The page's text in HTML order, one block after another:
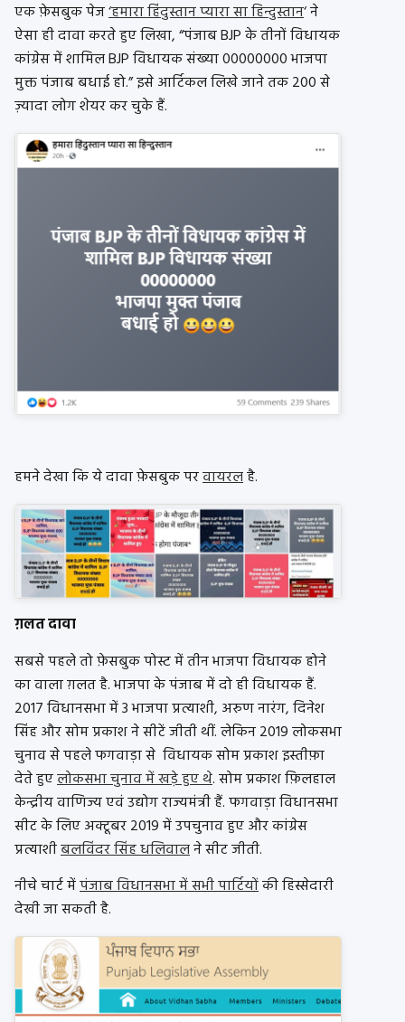
एक फ़ेसबुक पेज‘हमारा हिंदुस्तान प्यारा सा हिन्दुस्तान‘ ने
ऐसा ही दावा करते हुए लिखा, “पंजाब BJP के तीनों विधायक
कांग्रेस में शामिल BJP विधायक संख्या 00000000 भाजपा
मुक्त पंजाब बधाई हो.” इसे आर्टिकल लिखे जाने तक 200 से
ज़्यादा लोग शेयर कर चुके हैं.
हमने देखा कि ये दावा फ़ेसबुक परवायरलहै.
ग़लत दावा
सबसे पहले तो फ़ेसबुक पोस्ट में तीन भाजपा विधायक होने
का वाला ग़लत है. भाजपा के पंजाब में दो ही विधायक हैं.
2017 विधानसभा में 3 भाजपा प्रत्याशी, अरुण नारंग, दिनेश
सिंह और सोम प्रकाश ने सीटें जीती थीं. लेकिन 2019 लोकसभा
चुनाव से पहले फगवाड़ा से विधायक सोम प्रकाश इस्तीफ़ा
देते हुएलोकसभा चुनाव में खड़े हुए थे. सोम प्रकाश फ़िलहाल
केन्द्रीय वाणिज्य एवं उद्योग राज्यमंत्री हैं. फगवाड़ा विधानसभा
सीट के लिए अक्टूबर 2019 में उपचुनाव हुए और कांग्रेस
प्रत्याशीबलविंदर सिंह धलिवालने सीट जीती.
नीचे चार्ट मेंपंजाब विधानसभा में सभी पार्टियोंकी हिस्सेदारी
देखी जा सकती है.